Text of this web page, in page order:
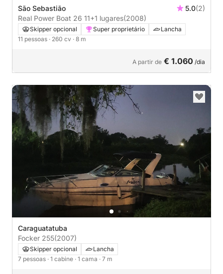
São Sebastião 5.0(2)
Real Power Boat 26 11+1 lugares(2008)
Skipper opcional Super proprietário
Lancha
11 pessoas · 260 cv · 8 m
A partir de € 1.060 /dia
Caraguatatuba
Focker 255(2007)
Skipper opcional
Lancha
7 pessoas · 1 cabine · 1 cama · 7 m